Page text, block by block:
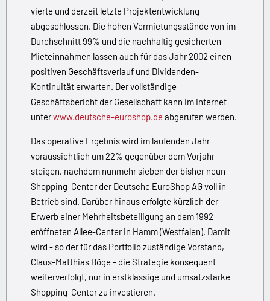
vierte und derzeit letzte Projektentwicklung
abgeschlossen. Die hohen Vermietungsstände von im
Durchschnitt 99% und die nachhaltig gesicherten
Mieteinnahmen lassen auch für das Jahr 2002 einen
positiven Geschäftsverlauf und Dividenden-
Kontinuität erwarten. Der vollständige
Geschäftsbericht der Gesellschaft kann im Internet
unterwww.deutsche-euroshop.de abgerufen werden.
Das operative Ergebnis wird im laufenden Jahr
voraussichtlich um 22% gegenüber dem Vorjahr
steigen, nachdem nunmehr sieben der bisher neun
Shopping-Center der Deutsche EuroShop AG voll in
Betrieb sind. Darüber hinaus erfolgte kürzlich der
Erwerb einer Mehrheitsbeteiligung an dem 1992
eröffneten Allee-Center in Hamm (Westfalen). Damit
wird - so der für das Portfolio zuständige Vorstand,
Claus-Matthias Böge - die Strategie konsequent
weiterverfolgt, nur in erstklassige und umsatzstarke
Shopping-Center zu investieren.